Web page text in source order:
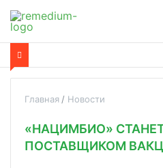
Главная Новости
«НАЦИМБИО»
ПОСТАВЩИКОМ